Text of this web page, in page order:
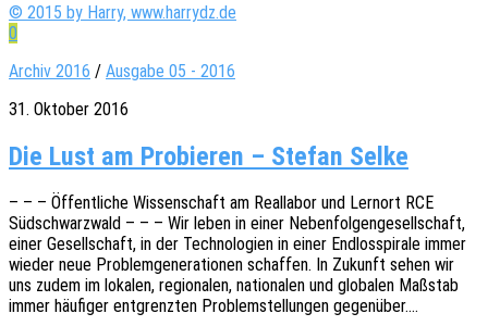
© 2015 by Harry, www.harrydz.de
0
Archiv 2016 / Ausgabe 05 - 2016
31. Oktober 2016
Die Lust am Pro­bie­ren – Ste­fan Selke
– – – Öffent­li­che Wissen­schaft am Real­la­bor und Lern­ort RCE
Südschwarz­wald – – – Wir leben in einer Neben­fol­gen­ge­sell­schaft,
einer Gesell­schaft, in der Tech­no­lo­gien in einer Endlos­spi­ra­le immer
wieder neue Problem­ge­ne­ra­tio­nen schaf­fen. In Zukunft sehen wir
uns zudem im loka­len, regio­na­len, natio­na­len und globa­len Maßstab
immer häufi­ger entgrenz­ten Problem­stel­lun­gen gegenüber.…